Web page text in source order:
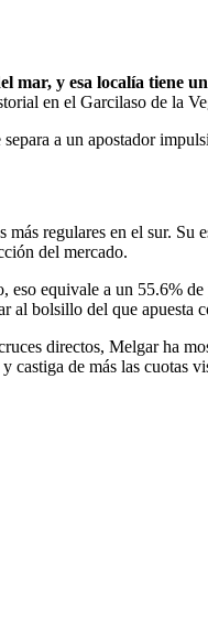
mar, y esa localía tiene
en el Garcilaso de la
a un apostador
regulares en el sur.
del mercado.
equivale a un 55.6%
al bolsillo del que apuesta
directos, Melgar ha
castiga de más las cuotas